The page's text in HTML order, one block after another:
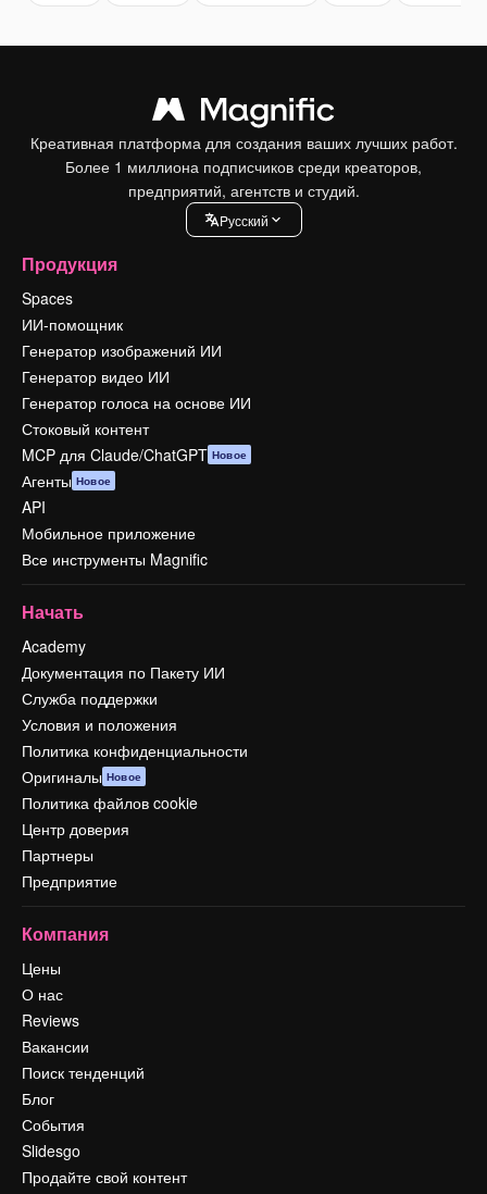
Креативная платформа для создания ваших лучших работ.
Более 1 миллиона подписчиков среди креаторов,
предприятий, агентств и студий.
Pусский
Продукция
Spaces
ИИ-помощник
Генератор изображений ИИ
Генератор видео ИИ
Генератор голоса на основе ИИ
Стоковый контент
MCP для Claude/ChatGPT Новое
Агенты Новое
API
Мобильное приложение
Все инструменты Magnific
Начать
Academy
Документация по Пакету ИИ
Служба поддержки
Условия и положения
Политика конфиденциальности
Оригиналы Новое
Политика файлов cookie
Центр доверия
Партнеры
Предприятие
Компания
Цены
О нас
Reviews
Вакансии
Поиск тенденций
Блог
События
Slidesgo
Продайте свой контент